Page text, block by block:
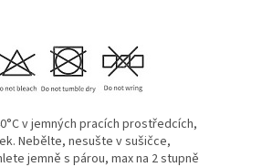
v jemných pracích prostředcích,
Nebělte, nesušte v sušičce,
jemně s párou, max na 2 stupně